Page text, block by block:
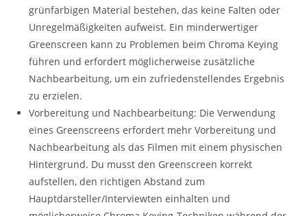
grünfarbigen Material bestehen, das keine Falten oder
Unregelmäßigkeiten aufweist. Ein minderwertiger
Greenscreen kann zu Problemen beim Chroma Keying
führen und erfordert möglicherweise zusätzliche
Nachbearbeitung, um ein zufriedenstellendes Ergebnis
zu erzielen.
Vorbereitung und Nachbearbeitung: Die Verwendung
eines Greenscreens erfordert mehr Vorbereitung und
Nachbearbeitung als das Filmen mit einem physischen
Hintergrund. Du musst den Greenscreen korrekt
aufstellen, den richtigen Abstand zum
Hauptdarsteller/Interviewten einhalten und